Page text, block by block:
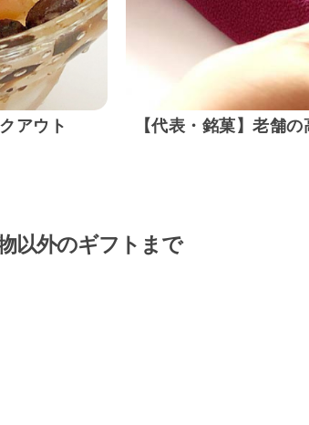
アウト 【代表・銘菓】老舗
以外のギフトまで